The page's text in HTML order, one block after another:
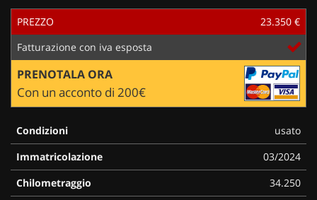
PREZZO
23.350 €
Fatturazione con iva esposta
PRENOTALA ORA
Con un acconto di 200€
Condizioni
usato
Immatricolazione
03/2024
Chilometraggio
34.250